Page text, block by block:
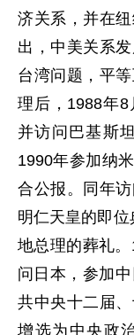
济关系，并在
出，中美关系
台湾问题，平
理后，1988年
并访问巴基斯
1990年参加纳
合公报。同年
明仁天皇的即
地总理的葬礼
问日本，参加
共中央十二届
增选为中央政